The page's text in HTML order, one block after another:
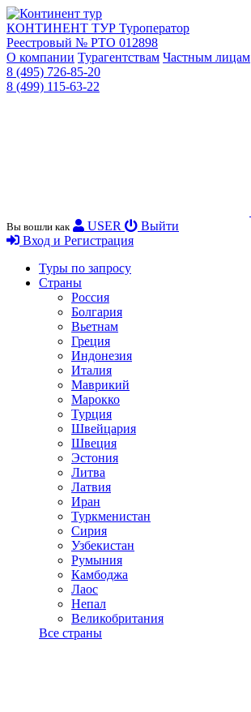
КОНТИНЕНТ ТУР Туроператор
Реестровый № РТО 012898
О компании Турагентствам Частным лицам
8 (495) 726-85-20
8 (499) 115-63-22
Вы вошли как USER
Выйти
Вход и Регистрация
Туры по запросу
Страны
Россия
Болгария
Вьетнам
Греция
Индонезия
Италия
Маврикий
Марокко
Турция
Швейцария
Швеция
Эстония
Литва
Латвия
Иран
Туркменистан
Сирия
Узбекистан
Румыния
Камбоджа
Лаос
Непал
Великобритания
Все страны